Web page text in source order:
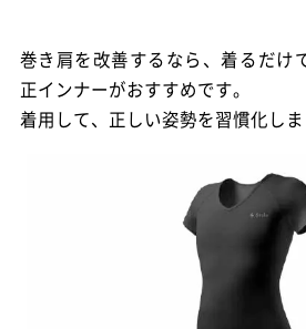
巻き肩を改善するなら、着るだけ
正インナーがおすすめです。
着用して、正しい姿勢を習慣化しま